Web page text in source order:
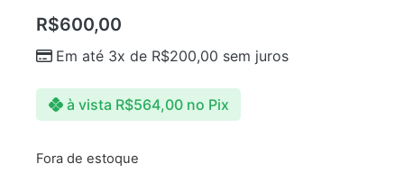
R$600,00
Em até 3x de R$200,00 sem juros
à vista R$564,00 no Pix
Fora de estoque